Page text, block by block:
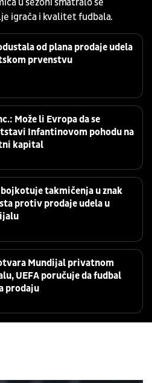
u sezoni smatralo se
igrača i kvalitet fudbala.
od plana prodaje udela
prvenstvu
Može li Evropa da se
Infantinovom pohodu na
kapital
bojkotuje takmičenja u znak
protiv prodaje udela u
Mundijal privatnom
UEFA poručuje da fudbal
prodaju